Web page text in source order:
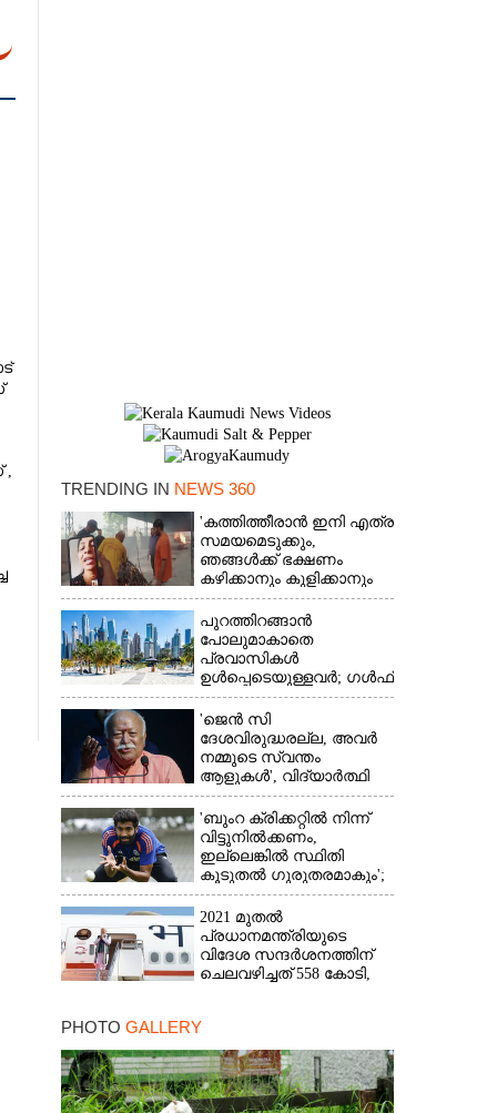
,
TRENDING IN NEWS 360
'കത്തിത്തീരാൻ ഇനി എത്ര
സമയമെടുക്കും,
ഞങ്ങൾക്ക് ഭക്ഷണം
കഴിക്കാനും കുളിക്കാനും
ഉള്ളതാണ്': അച്ഛന്റെ
സംസ്കാരചടങ്ങിനിടെ
മക്കൾ
പുറത്തിറങ്ങാൻ
പോലുമാകാതെ
പ്രവാസികൾ
ഉൾപ്പെടെയുള്ളവർ; ഗൾഫ്
രാജ്യത്ത് സ്ഥിതി രൂക്ഷം
'ജെൻ സി
ദേശവിരുദ്ധരല്ല, അവർ
നമ്മുടെ സ്വന്തം
ആളുകൾ', വിദ്യാർത്ഥി
പ്രക്ഷോഭത്തെ പിന്തുണച്ച്
ആർഎസ്‌എസ് മേധാവി
'ബുംറ ക്രിക്കറ്റിൽ നിന്ന്
വിട്ടുനിൽക്കണം,
ഇല്ലെങ്കിൽ സ്ഥിതി
കൂടുതൽ ഗുരുതരമാകും';
മുന്നറിയിപ്പുമായി മുൻ
താരം
2021 മുതൽ
പ്രധാനമന്ത്രിയുടെ
വിദേശ സന്ദർശനത്തിന്
ചെലവഴിച്ചത് 558 കോടി,
നിക്ഷേപം
PHOTO GALLERY
×